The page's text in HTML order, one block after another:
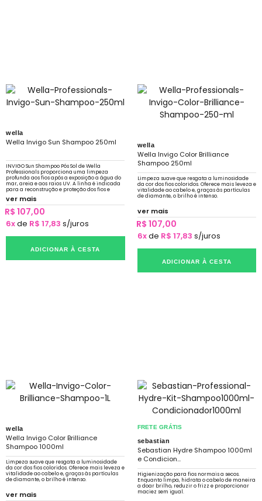
wella
Wella Invigo Sun Shampoo 250ml
INVIGO Sun Shampoo Pós Sol de Wella
Professionals proporciona uma limpeza
profunda aos fios após a exposição a água do
mar, areia e aos raios UV. A linha é indicada
para a reconstrução e proteção dos fios e
garante a proteção da cor.
ver mais
R$ 107,00
6xde R$ 17,83 s/juros
ADICIONAR À CESTA
wella
Wella Invigo Color Brilliance
Shampoo 250ml
Limpeza suave que resgata a luminosidade
da cor dos fios coloridos. Oferece mais leveza e
vitalidade ao cabelo e, graças às partículas
de diamante, o brilho é intenso.
ver mais
R$ 107,00
6xde R$ 17,83 s/juros
ADICIONAR À CESTA
wella
Wella Invigo Color Brilliance
Shampoo 1000ml
Limpeza suave que resgata a luminosidade
da cor dos fios coloridos. Oferece mais leveza e
vitalidade ao cabelo e, graças às partículas
de diamante, o brilho é intenso.
ver mais
FRETE GRÁTIS
sebastian
Sebastian Hydre Shampoo 1000ml
e Condicion...
Higienização para fios normais a secos.
Enquanto limpa, hidrata o cabelo de maneira
a doar brilho, reduzir o frizz e proporcionar
maciez sem igual.